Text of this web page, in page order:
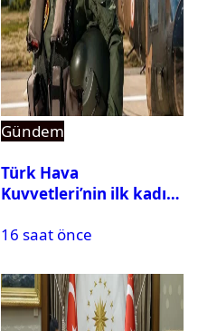
Gündem
Türk Hava
Kuvvetleri’nin ilk kadın
Karapınar hakkında
ortaya çıktı
16 saat önce